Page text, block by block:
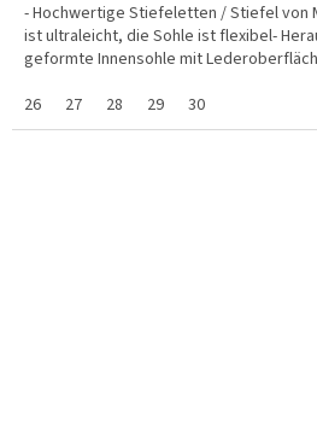
- Hochwertige Stiefeletten / Stiefel von
ist ultraleicht, die Sohle ist flexibel-
geformte Innensohle mit
26
27 28 29 30